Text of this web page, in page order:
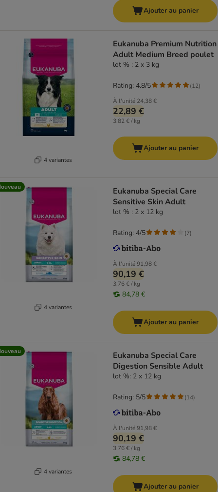
Ajouter au panier
4 variantes
Eukanuba Premium Nutrition
Adult Medium Breed poulet
lot % : 2 x 3 kg
À l'unité 24,38 €
22,89 €
3,82 € / kg
Rating: 4.8/5 (12)
Ajouter au panier
4 variantes
Eukanuba Special Care
Sensitive Skin Adult
lot % : 2 x 12 kg
À l'unité91,98 €
90,19 €
3,76 € / kg
84,78 €
Rating: 4/5 (7)
Ajouter au panier
4 variantes
Eukanuba Special Care
Digestion Sensible Adult
lot %: 2 x 12 kg
À l'unité91,98 €
90,19 €
3,76 € / kg
84,78 €
Rating: 5/5 (14)
Ajouter au panier